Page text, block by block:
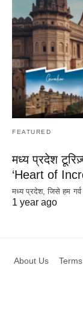
FEATURED
मध्य प्रदेश
‘Heart of
मध्य प्रदेश, जिसे हम
1 year ago
About Us